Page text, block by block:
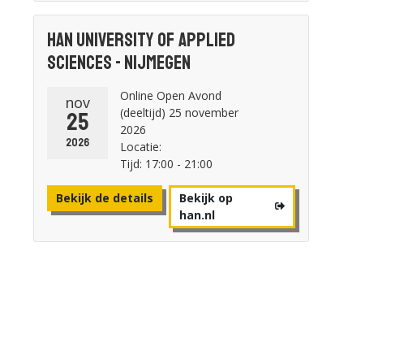
HAN University of Applied
Sciences - Nijmegen
nov
25
2026
Online Open Avond
(deeltijd) 25 november
2026
Locatie:
Tijd: 17:00 - 21:00
Bekijk de details
Bekijk op
han.nl